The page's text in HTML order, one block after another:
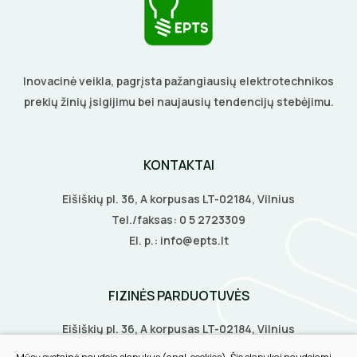
TERMO VAMZDELIAI, PIRŠTINĖS
TVIRTINIMO DETALĖS
GRINDINĖS DĖŽUTĖS
BATERIJOS
EL. SKAMBUČIAI
ŽAIBOSAUGA IR ĮŽEMINIMAS
GELINĖS JUNGTYS
SROVĖS TRANSFORMATORIAI
DAIKTADĖŽĖS
ŽIBINTUVĖLIAI
PRATRAUKIKLIAI
GRĘŽIMO KARŪNOS, GRĄŽTAI
GULSČIUKAI
ETIKEČIŲ SPAUSDINTUVAI
KALIMO ĮRANKIAI
Inovacinė veikla, pagrįsta pažangiausių elektrotechnikos
prekių žinių įsigijimu bei naujausių tendencijų stebėjimu.
KONTAKTAI
Eišiškių pl. 36, A korpusas LT-02184, Vilnius
Tel./faksas: 0 5 2723309
El. p.: info@epts.lt
FIZINĖS PARDUOTUVĖS
Eišiškių pl. 36, A korpusas LT-02184, Vilnius
Biruliškių g. 8, LT-52168, Kaunas